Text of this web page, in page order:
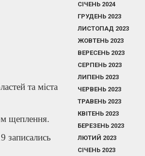
та міста
щеплення.
записались
СІЧЕНЬ 2024
ГРУДЕНЬ 2023
ЛИСТОПАД 2023
ЖОВТЕНЬ 2023
ВЕРЕСЕНЬ 2023
СЕРПЕНЬ 2023
ЛИПЕНЬ 2023
ЧЕРВЕНЬ 2023
ТРАВЕНЬ 2023
КВІТЕНЬ 2023
БЕРЕЗЕНЬ 2023
ЛЮТИЙ 2023
СІЧЕНЬ 2023